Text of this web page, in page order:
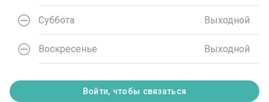
Суббота Выходной
Воскресенье Выходной
Войти, чтобы связаться